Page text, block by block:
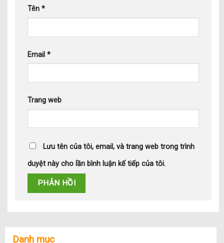
Tên *
Email *
Trang web
Lưu tên của tôi, email, và trang web trong trình
duyệt này cho lần bình luận kế tiếp của tôi.
Danh mục